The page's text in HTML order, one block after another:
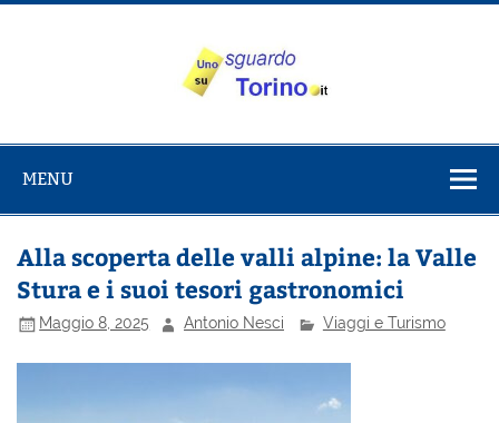
Salta
su Torino
MENU
Alla scoperta delle valli alpine: la Valle
Stura e i suoi tesori gastronomici
Maggio 8, 2025 Antonio Nesci Viaggi e Turismo